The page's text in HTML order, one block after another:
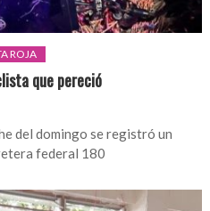
ROJA
que pereció
del domingo se registró un
federal 180